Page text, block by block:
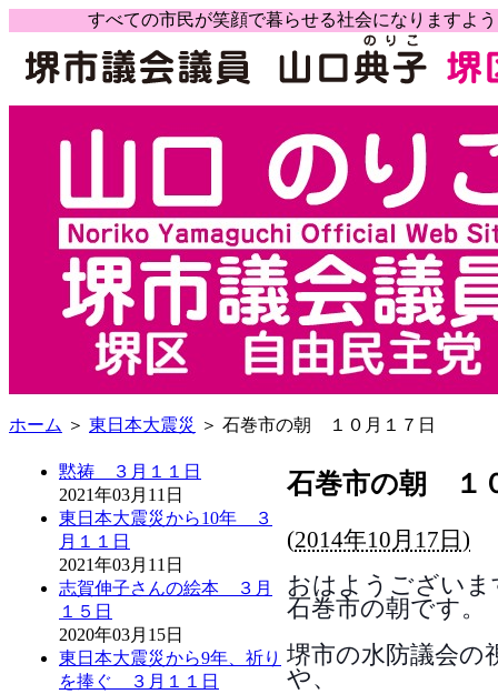
すべての市民が笑顔で暮らせる社会になります
ホーム ＞ 東日本大震災 ＞ 石巻市の朝 １０月１７日
黙祷 ３月１１日
2021年03月11日
東日本大震災から10年 ３
月１１日
2021年03月11日
志賀伸子さんの絵本 ３月
１５日
2020年03月15日
東日本大震災から9年、祈り
を捧ぐ ３月１１日
石巻市の朝 １
(2014年10月17日)
おはようございま
石巻市の朝です。
堺市の水防議会の
や、